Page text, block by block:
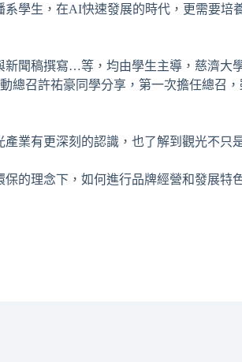
學生，在AI快速發展的時代，更需要培
聞稿撰寫…等，均由學生主導，慈濟大
召許祐豪同學分享，第一次擔任總召
業有更深刻的認識，也了解到觀光不只
的理念下，如何進行品牌經營和發展特